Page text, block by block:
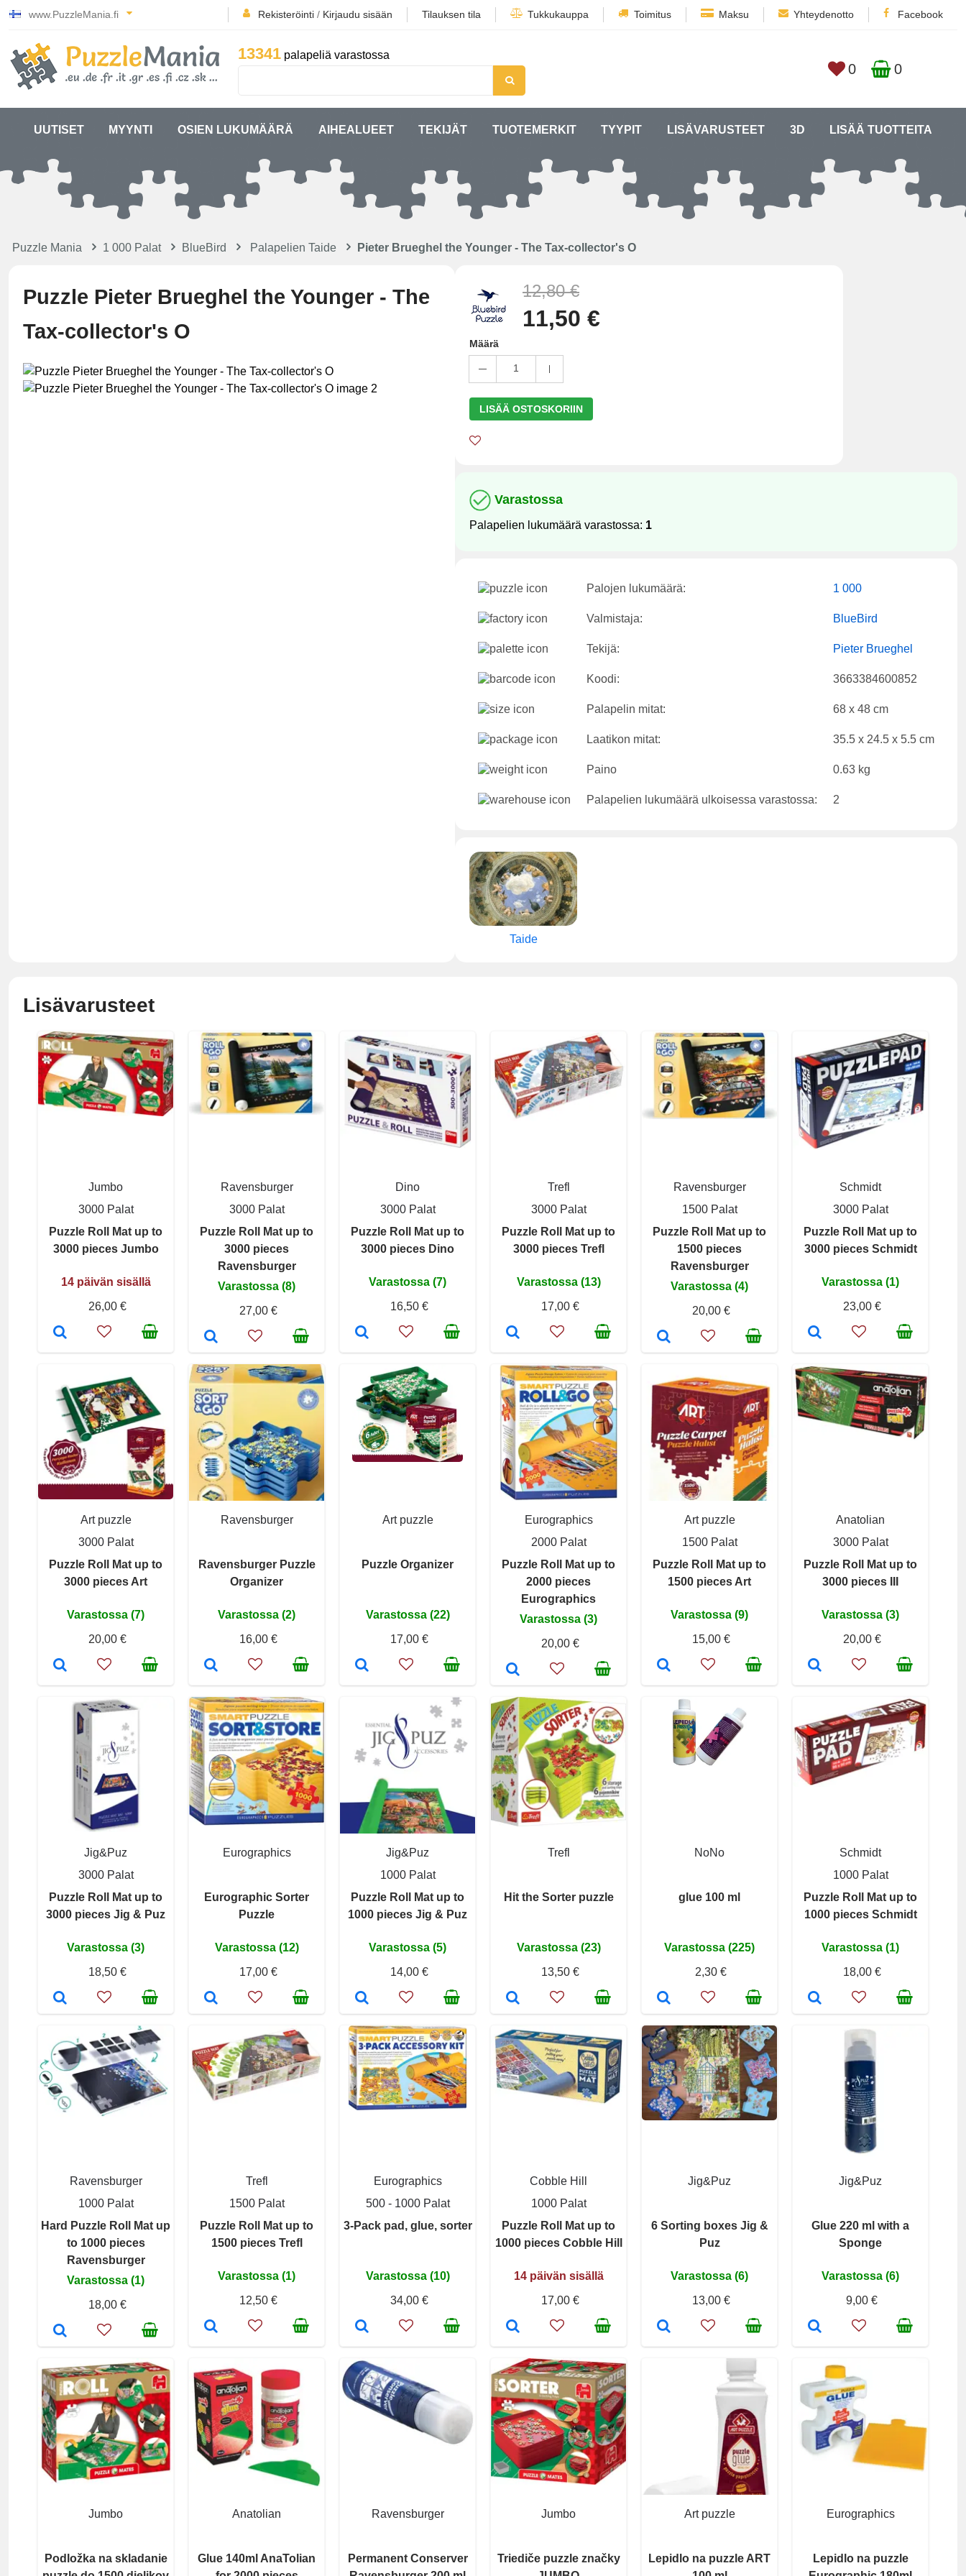
www.PuzzleMania.fi Rekisteröinti / Kirjaudu sisään Tilauksen tila Tukkukauppa Toimitus Maksu Yhteydenotto Facebook
13341 palapeliä varastossa
0 0
UUTISET MYYNTI OSIEN LUKUMÄÄRÄ AIHEALUEET TEKIJÄT TUOTEMERKIT TYYPIT LISÄVARUSTEET 3D LISÄÄ TUOTTEITA
Puzzle Mania 1 000 Palat BlueBird Palapelien Taide Pieter Brueghel the Younger - The Tax-collector's O
Puzzle Pieter Brueghel the Younger - The
Tax-collector's O
12,80 €
11,50 €
Määrä
1
LISÄÄ OSTOSKORIIN
Varastossa
Palapelien lukumäärä varastossa: 1
Palojen lukumäärä: 1 000
Valmistaja: BlueBird
Tekijä: Pieter Brueghel
Koodi: 3663384600852
Palapelin mitat: 68 x 48 cm
Laatikon mitat: 35.5 x 24.5 x 5.5 cm
Paino 0.63 kg
Palapelien lukumäärä ulkoisessa varastossa: 2
Taide
Lisävarusteet
Jumbo
3000 Palat
Puzzle Roll Mat up to
3000 pieces Jumbo
14 päivän sisällä
26,00 €
Ravensburger
3000 Palat
Puzzle Roll Mat up to
3000 pieces
Ravensburger
Varastossa (8)
27,00 €
Dino
3000 Palat
Puzzle Roll Mat up to
3000 pieces Dino
Varastossa (7)
16,50 €
Trefl
3000 Palat
Puzzle Roll Mat up to
3000 pieces Trefl
Varastossa (13)
17,00 €
Ravensburger
1500 Palat
Puzzle Roll Mat up to
1500 pieces
Ravensburger
Varastossa (4)
20,00 €
Schmidt
3000 Palat
Puzzle Roll Mat up to
3000 pieces Schmidt
Varastossa (1)
23,00 €
Art puzzle
3000 Palat
Puzzle Roll Mat up to
3000 pieces Art
Varastossa (7)
20,00 €
Ravensburger
Ravensburger Puzzle
Organizer
Varastossa (2)
16,00 €
Art puzzle
Puzzle Organizer
Varastossa (22)
17,00 €
Eurographics
2000 Palat
Puzzle Roll Mat up to
2000 pieces
Eurographics
Varastossa (3)
20,00 €
Art puzzle
1500 Palat
Puzzle Roll Mat up to
1500 pieces Art
Varastossa (9)
15,00 €
Anatolian
3000 Palat
Puzzle Roll Mat up to
3000 pieces III
Varastossa (3)
20,00 €
Jig&Puz
3000 Palat
Puzzle Roll Mat up to
3000 pieces Jig & Puz
Varastossa (3)
18,50 €
Eurographics
Eurographic Sorter
Puzzle
Varastossa (12)
17,00 €
Jig&Puz
1000 Palat
Puzzle Roll Mat up to
1000 pieces Jig & Puz
Varastossa (5)
14,00 €
Trefl
Hit the Sorter puzzle
Varastossa (23)
13,50 €
NoNo
glue 100 ml
Varastossa (225)
2,30 €
Schmidt
1000 Palat
Puzzle Roll Mat up to
1000 pieces Schmidt
Varastossa (1)
18,00 €
Ravensburger
1000 Palat
Hard Puzzle Roll Mat up
to 1000 pieces
Ravensburger
Varastossa (1)
18,00 €
Trefl
1500 Palat
Puzzle Roll Mat up to
1500 pieces Trefl
Varastossa (1)
12,50 €
Eurographics
500 - 1000 Palat
3-Pack pad, glue, sorter
Varastossa (10)
34,00 €
Cobble Hill
1000 Palat
Puzzle Roll Mat up to
1000 pieces Cobble Hill
14 päivän sisällä
17,00 €
Jig&Puz
6 Sorting boxes Jig &
Puz
Varastossa (6)
13,00 €
Jig&Puz
Glue 220 ml with a
Sponge
Varastossa (6)
9,00 €
Jumbo
Podložka na skladanie
Anatolian
Glue 140ml AnaTolian
Ravensburger
Permanent Conserver
Jumbo
Triediče puzzle značky
Art puzzle
Lepidlo na puzzle ART
Eurographics
Lepidlo na puzzle